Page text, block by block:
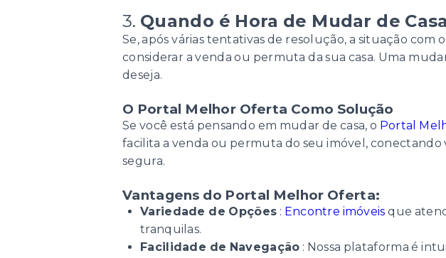
3. Quando é Hora de Mudar de
Se, após várias tentativas de resolução, a situação
considerar a venda ou permuta da sua casa. Uma
deseja.
O Portal Melhor Oferta Como Solução
Se você está pensando em mudar de casa, o Portal
facilita a venda ou permuta do seu imóvel,
segura.
Vantagens do Portal Melhor Oferta:
Variedade de Opções : Encontre imóveis que
tranquilas.
Facilidade de Navegação : Nossa plataforma é